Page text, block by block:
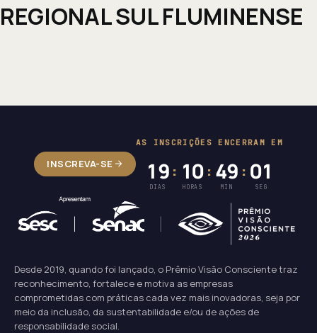
REGIONAL SUL FLUMINENSE
INSCREVA-SE
AS INSCRIÇÕES ENCERRAM EM
19
DIAS
: 10
HORAS
: 49
MIN
: 01
SEG
Desde 2019, quando foi lançado, o Prêmio Visão Consciente traz
reconhecimento, fortalece e motiva as empresas
comprometidas com práticas cada vez mais inovadoras, seja por
meio da inclusão, da sustentabilidade e/ou de ações de
responsabilidade social.